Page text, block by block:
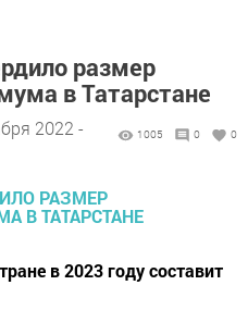
размер
в Татарстане
2022 -
1005 0 0
в 2023 году составит